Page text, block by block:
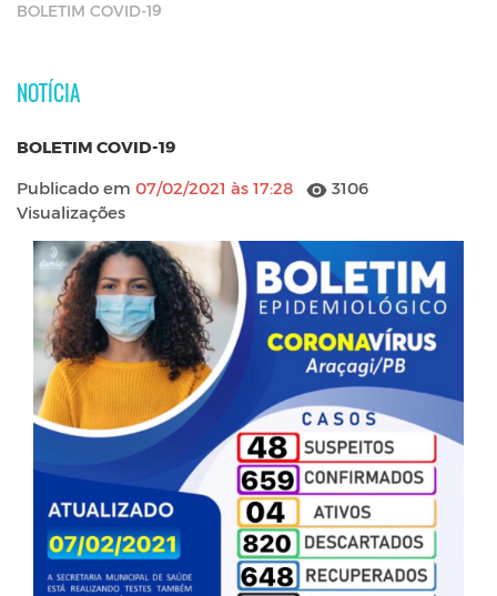
BOLETIM COVID-19
NOTÍCIA
BOLETIM COVID-19
Publicado em 07/02/2021 às 17:28
3106
Visualizações